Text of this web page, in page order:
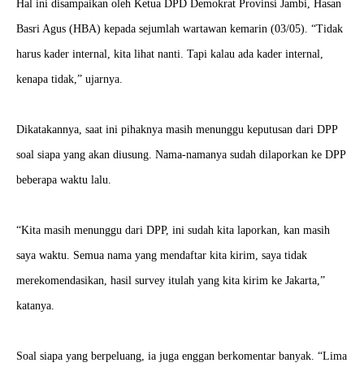
Hal ini disampaikan oleh Ketua DPD Demokrat Provinsi Jambi, Hasan
Basri Agus (HBA) kepada sejumlah wartawan kemarin (03/05). “Tidak
harus kader internal, kita lihat nanti. Tapi kalau ada kader internal,
kenapa tidak,” ujarnya.
Dikatakannya, saat ini pihaknya masih menunggu keputusan dari DPP
soal siapa yang akan diusung. Nama-namanya sudah dilaporkan ke DPP
beberapa waktu lalu.
“Kita masih menunggu dari DPP, ini sudah kita laporkan, kan masih
saya waktu. Semua nama yang mendaftar kita kirim, saya tidak
merekomendasikan, hasil survey itulah yang kita kirim ke Jakarta,”
katanya.
Soal siapa yang berpeluang, ia juga enggan berkomentar banyak. “Lima